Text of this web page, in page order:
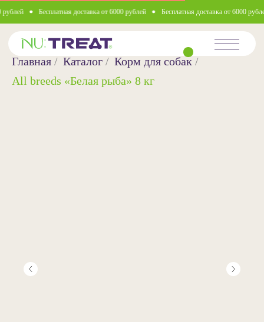
Бесплатная доставка от 6000 рублей Бесплатная доставка от 6000 рублей
Главная / Каталог / Корм для собак /
All breeds «Белая рыба»‎ 8 кг